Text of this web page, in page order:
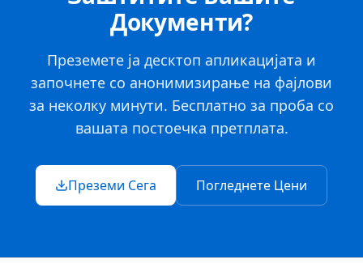
Документи?
Преземете ја десктоп апликацијата и
започнете со анонимизирање на фајлови
за неколку минути. Бесплатно за проба со
вашата постоечка претплата.
Преземи Сега Погледнете Цени